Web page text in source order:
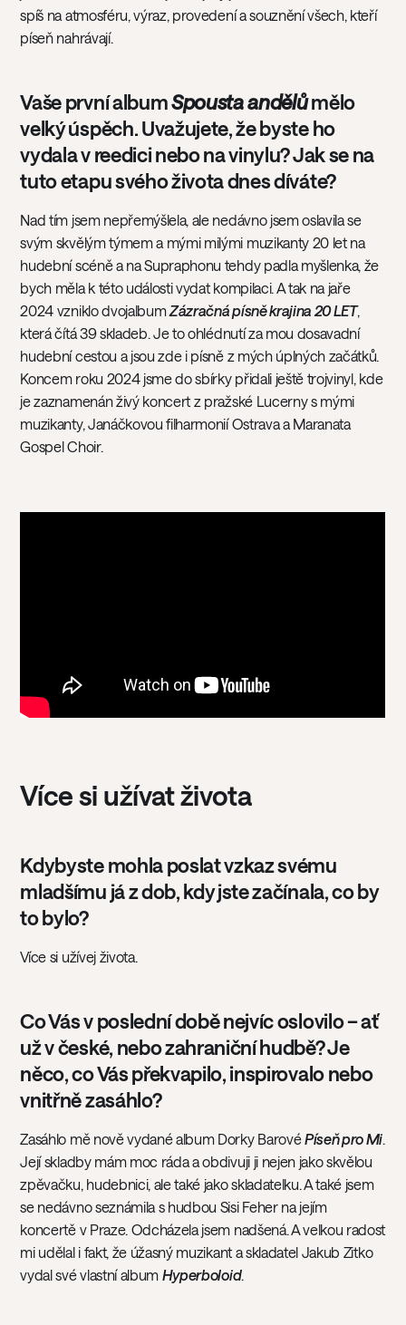
spíš na atmosféru, výraz, provedení a souznění všech, kteří
píseň nahrávají.
Vaše první albumSpousta andělůmělo
velký úspěch. Uvažujete, že byste ho
vydala v reedici nebo na vinylu? Jak se na
tuto etapu svého života dnes díváte?
Nad tím jsem nepřemýšlela, ale nedávno jsem oslavila se
svým skvělým týmem a mými milými muzikanty 20 let na
hudební scéně a na Supraphonu tehdy padla myšlenka, že
bych měla k této události vydat kompilaci. A tak na jaře
2024 vzniklo dvojalbumZázračná písně krajina 20 LET,
která čítá 39 skladeb. Je to ohlédnutí za mou dosavadní
hudební cestou a jsou zde i písně z mých úplných začátků.
Koncem roku 2024 jsme do sbírky přidali ještě trojvinyl, kde
je zaznamenán živý koncert z pražské Lucerny s mými
muzikanty, Janáčkovou filharmonií Ostrava a Maranata
Gospel Choir.
Více si užívat života
Kdybyste mohla poslat vzkaz svému
mladšímu já z dob, kdy jste začínala, co by
to bylo?
Více si užívej života.
Co Vás v poslední době nejvíc oslovilo – ať
už v české, nebo zahraniční hudbě? Je
něco, co Vás překvapilo, inspirovalo nebo
vnitřně zasáhlo?
Zasáhlo mě nově vydané album Dorky BarovéPíseň pro Mi
Její skladby mám moc ráda a obdivuji ji nejen jako skvělou
zpěvačku, hudebnici, ale také jako skladatelku. A také jsem
se nedávno seznámila s hudbou Sisi Feher na jejím
koncertě v Praze. Odcházela jsem nadšená. A velkou radost
mi udělal i fakt, že úžasný muzikant a skladatel Jakub Zitko
vydal své vlastní album Hyperboloid.